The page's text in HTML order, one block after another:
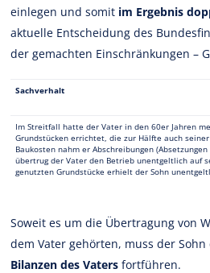
einlegen und somit im Ergebnis
aktuelle Entscheidung des
der gemachten Einschränkungen –
Sachverhalt
Im Streitfall hatte der Vater in den 60er Jahren
Grundstücken errichtet, die zur Hälfte auch
Baukosten nahm er Abschreibungen
übertrug der Vater den Betrieb unentgeltlich auf
genutzten Grundstücke erhielt der Sohn
Soweit es um die Übertragung von
dem Vater gehörten, muss der Sohn
Bilanzen des Vaters fortführen.